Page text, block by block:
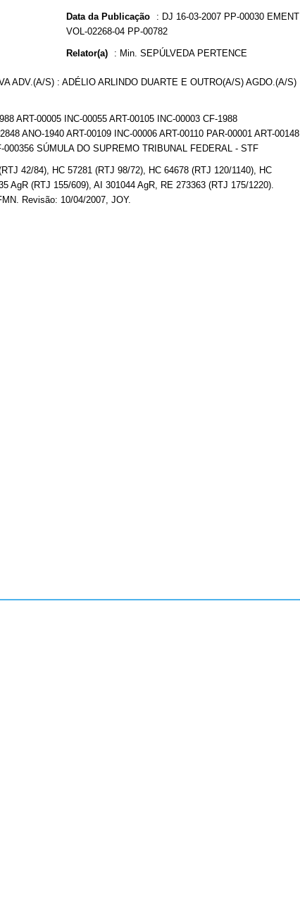
Data da Publicação : DJ 16-03-2007 PP-00030 EMENT
VOL-02268-04 PP-00782
Relator(a) : Min. SEPÚLVEDA PERTENCE
ADV.(A/S) : ADÉLIO ARLINDO DUARTE E OUTRO(A/S) AGDO.(A/S)
ART-00005 INC-00055 ART-00105 INC-00003 CF-1988
ANO-1940 ART-00109 INC-00006 ART-00110 PAR-00001 ART-00148
SÚMULA DO SUPREMO TRIBUNAL FEDERAL - STF
42/84), HC 57281 (RTJ 98/72), HC 64678 (RTJ 120/1140), HC
AgR (RTJ 155/609), AI 301044 AgR, RE 273363 (RTJ 175/1220).
Revisão: 10/04/2007, JOY.